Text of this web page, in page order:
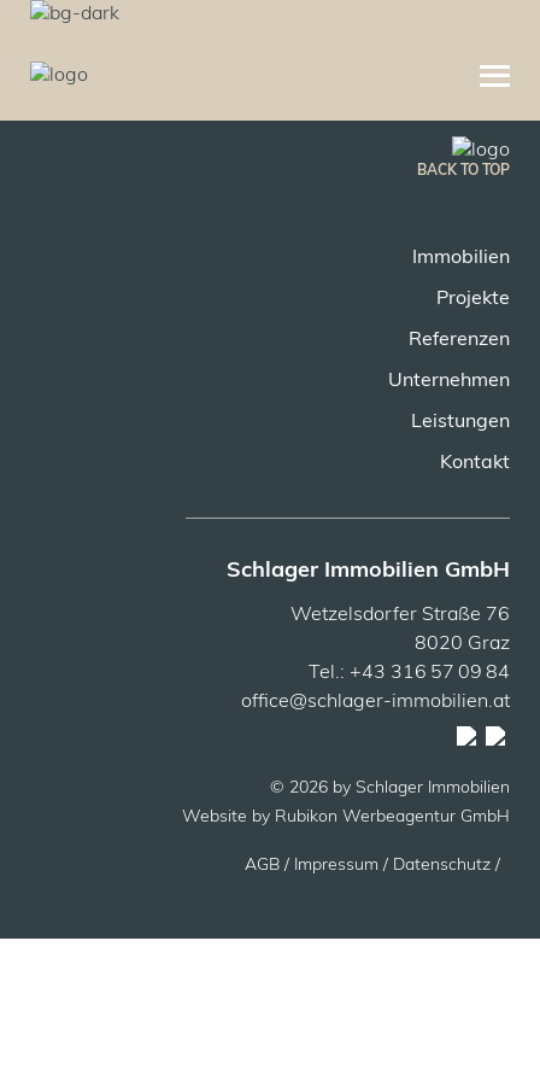
BACK TO TOP
Schlager Immobilien GmbH
Wetzelsdorfer Straße 76
8020 Graz
Tel.: +43 316 57 09 84
office@schlager-immobilien.at
Immobilien
Projekte
Referenzen
Unternehmen
Leistungen
Kontakt
© 2026 by Schlager Immobilien
Website by Rubikon Werbeagentur GmbH
AGB / Impressum / Datenschutz /